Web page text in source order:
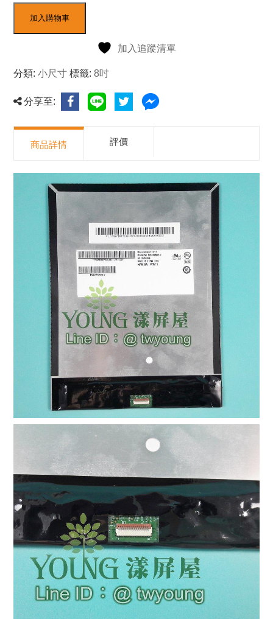
加入購物車
加入追蹤清單
分類:小尺寸 標籤:8吋
分享至:
商品詳情 評價